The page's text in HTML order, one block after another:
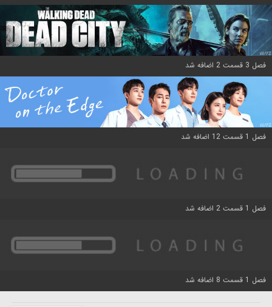
فصل 3 قسمت 2 اضافه شد
فصل 1 قسمت 12 اضافه شد
فصل 1 قسمت 2 اضافه شد
فصل 1 قسمت 8 اضافه شد